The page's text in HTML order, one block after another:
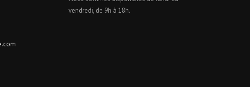
vendredi, de 9h à 18h.